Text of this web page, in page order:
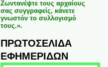
Ζωντανέψτε τους αρχαίους
σας συγγραφείς, κάνετε
γνωστόν το συλλογισμό
τους.».
ΠΡΩΤΟΣΕΛΙΔΑ
ΕΦΗΜΕΡΙΔΩΝ